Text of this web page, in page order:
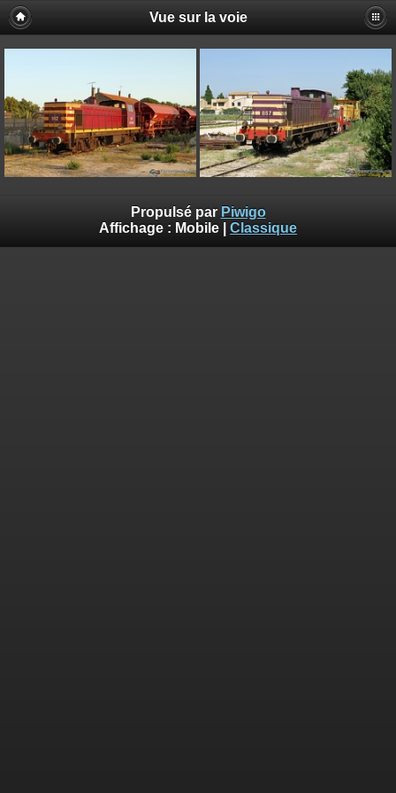
Vue sur la voie
Propulsé par Piwigo
Affichage : Mobile Classique